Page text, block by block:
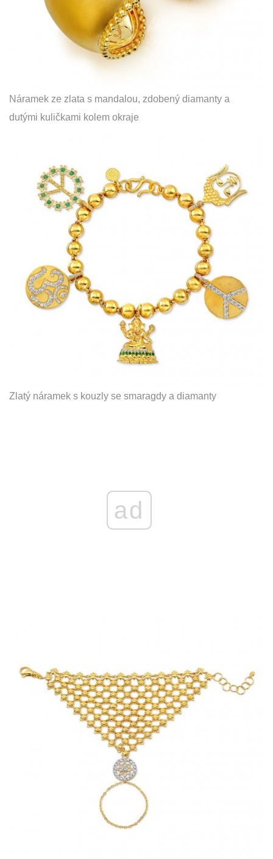
Náramek ze zlata s mandalou, zdobený diamanty a
dutými kuličkami kolem okraje
Zlatý náramek s kouzly se smaragdy a diamanty
ad